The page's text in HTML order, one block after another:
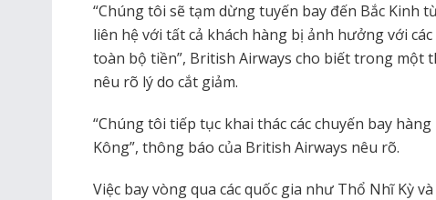
“Chúng tôi sẽ tạm dừng tuyến bay đến Bắc Kinh
liên hệ với tất cả khách hàng bị ảnh hưởng với
toàn bộ tiền”, British Airways cho biết trong một
nêu rõ lý do cắt giảm.
“Chúng tôi tiếp tục khai thác các chuyến bay
Kông”, thông báo của British Airways nêu rõ.
Việc bay vòng qua các quốc gia như Thổ Nhĩ Kỳ